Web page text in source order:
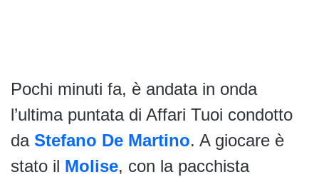
Pochi minuti fa, è andata in onda
l’ultima puntata di Affari Tuoi condotto
da Stefano De Martino. A giocare è
stato il Molise, con la pacchista